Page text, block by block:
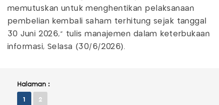
memutuskan untuk menghentikan pelaksanaan
pembelian kembali saham terhitung sejak tanggal
30 Juni 2026," tulis manajemen dalam keterbukaan
informasi, Selasa (30/6/2026).
Halaman :
1 2